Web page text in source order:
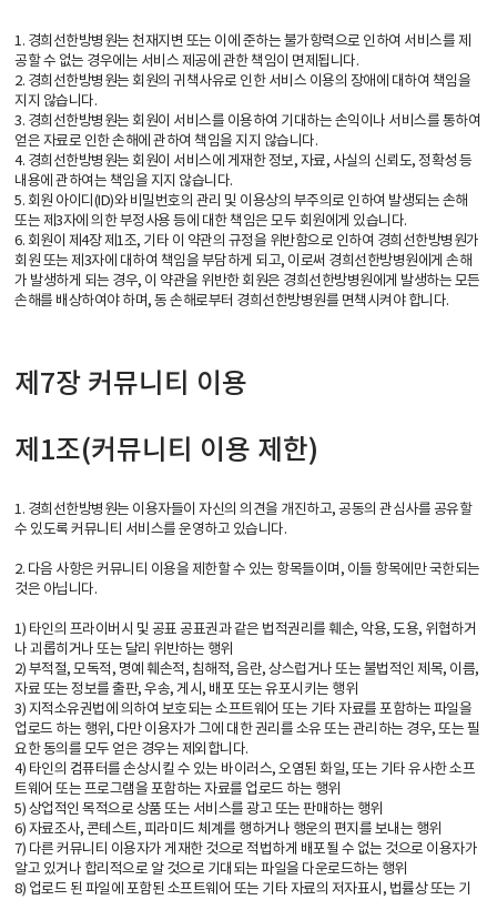
1. 경희선한방병원는 천재지변 또는 이에 준하는 불가항력으로 인하여 서비스를 제
공할 수 없는 경우에는 서비스 제공에 관한 책임이 면제됩니다.
2. 경희선한방병원는 회원의 귀책사유로 인한 서비스 이용의 장애에 대하여 책임을
지지 않습니다.
3. 경희선한방병원는 회원이 서비스를 이용하여 기대하는 손익이나 서비스를 통하여
얻은 자료로 인한 손해에 관하여 책임을 지지 않습니다.
4. 경희선한방병원는 회원이 서비스에 게재한 정보, 자료, 사실의 신뢰도, 정확성 등
내용에 관하여는 책임을 지지 않습니다.
5. 회원 아이디(ID)와 비밀번호의 관리 및 이용상의 부주의로 인하여 발생되는 손해
또는 제3자에 의한 부정사용 등에 대한 책임은 모두 회원에게 있습니다.
6. 회원이 제4장 제1조, 기타 이 약관의 규정을 위반함으로 인하여 경희선한방병원가
회원 또는 제3자에 대하여 책임을 부담하게 되고, 이로써 경희선한방병원에게 손해
가 발생하게 되는 경우, 이 약관을 위반한 회원은 경희선한방병원에게 발생하는 모든
손해를 배상하여야 하며, 동 손해로부터 경희선한방병원를 면책시켜야 합니다.
제7장 커뮤니티 이용
제1조(커뮤니티 이용 제한)
1. 경희선한방병원는 이용자들이 자신의 의견을 개진하고, 공동의 관심사를 공유할
수 있도록 커뮤니티 서비스를 운영하고 있습니다.
2. 다음 사항은 커뮤니티 이용을 제한할 수 있는 항목들이며, 이들 항목에만 국한되는
것은 아닙니다.
1) 타인의 프라이버시 및 공표 공표권과 같은 법적권리를 훼손, 악용, 도용, 위협하거
나 괴롭히거나 또는 달리 위반하는 행위
2) 부적절, 모독적, 명예 훼손적, 침해적, 음란, 상스럽거나 또는 불법적인 제목, 이름,
자료 또는 정보를 출판, 우송, 게시, 배포 또는 유포시키는 행위
3) 지적소유권법에 의하여 보호되는 소프트웨어 또는 기타 자료를 포함하는 파일을
업로드 하는 행위, 다만 이용자가 그에 대한 권리를 소유 또는 관리하는 경우, 또는 필
요한 동의를 모두 얻은 경우는 제외합니다.
4) 타인의 컴퓨터를 손상시킬 수 있는 바이러스, 오염된 화일, 또는 기타 유사한 소프
트웨어 또는 프로그램을 포함하는 자료를 업로드 하는 행위
5) 상업적인 목적으로 상품 또는 서비스를 광고 또는 판매하는 행위
6) 자료조사, 콘테스트, 피라미드 체계를 행하거나 행운의 편지를 보내는 행위
7) 다른 커뮤니티 이용자가 게재한 것으로 적법하게 배포될 수 없는 것으로 이용자가
알고 있거나 합리적으로 알 것으로 기대되는 파일을 다운로드하는 행위
8) 업로드 된 파일에 포함된 소프트웨어 또는 기타 자료의 저자표시, 법률상 또는 기